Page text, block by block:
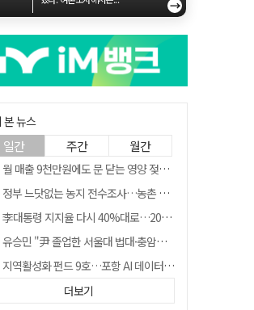
→
본 뉴스
일간 주간 월간
월 매출 9천만원에도 문 닫는 영양 젖소농장… "일할 사람이 없어"
정부 느닷없는 농지 전수조사…농촌 들쑤시는 '경자유전'의 칼날
李대통령 지지율 다시 40%대로…20대는 18.8%p 급락
유승민 "尹 졸업한 서울대 법대·충암고도 없애야"…李 육사 통합 직격
지역활성화 펀드 9호…포항 AI 데이터센터에 6천억 투입
국민 51.9% "李 대통령 재판 재개 필요하다"
더보기